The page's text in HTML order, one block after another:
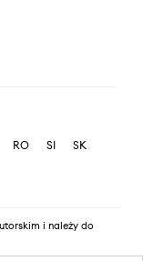
RO SI
SK
i należy do